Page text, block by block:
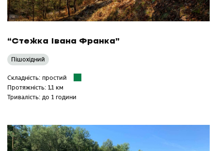
“Стежка Івана Франка”
Пішохідний
Складність: простий
Протяжність: 1,1 км
Тривалість: до 1 години